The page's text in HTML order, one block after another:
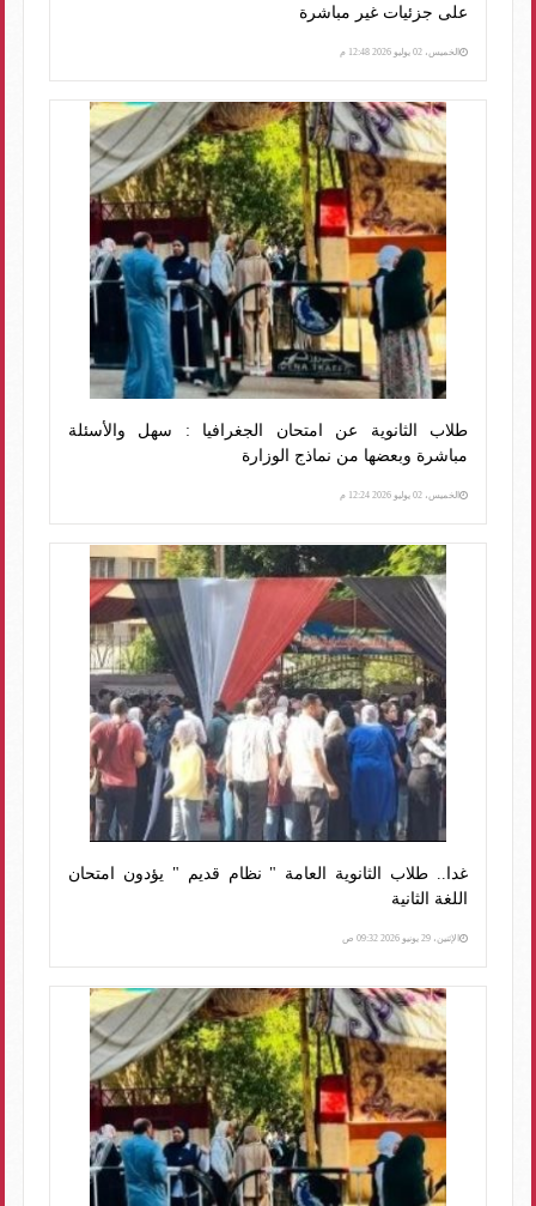
على جزئيات غير مباشرة
الخميس، 02 يوليو 2026 12:48 م
طلاب الثانوية عن امتحان الجغرافيا : سهل والأسئلة
مباشرة وبعضها من نماذج الوزارة
الخميس، 02 يوليو 2026 12:24 م
غدا.. طلاب الثانوية العامة " نظام قديم " يؤدون امتحان
اللغة الثانية
الإثنين، 29 يونيو 2026 09:32 ص